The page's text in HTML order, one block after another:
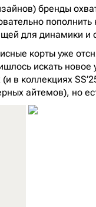
бренды
для динамики и
корты уже
искать новое
в коллекциях
айтемов), но